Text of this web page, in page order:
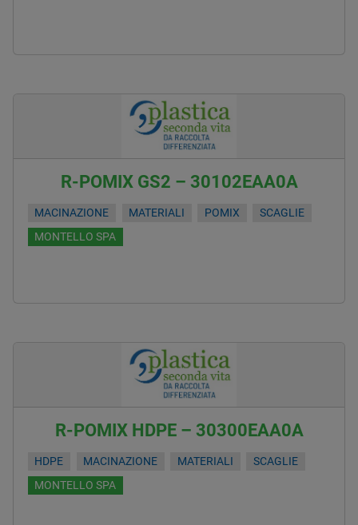
R-POMIX GS2 – 30102EAA0A
MACINAZIONE MATERIALI POMIX
SCAGLIE
MONTELLO SPA
R-POMIX HDPE – 30300EAA0A
HDPE MACINAZIONE MATERIALI
SCAGLIE
MONTELLO SPA